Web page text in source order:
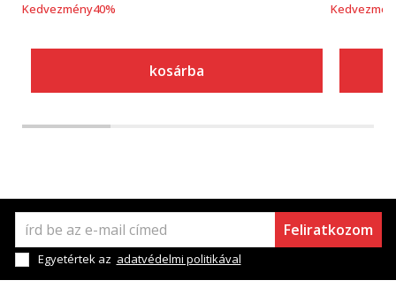
Kedvezmény40%
kosárba
Feliratkozom
Egyetértek az adatvédelmi politikával